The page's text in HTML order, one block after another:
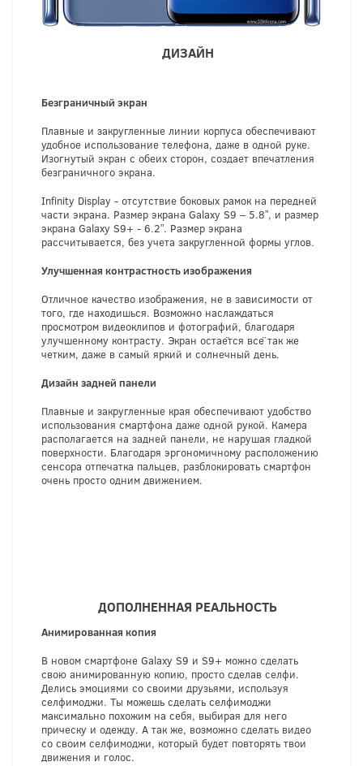
ДИЗАЙН
Безграничный экран
Плавные и закругленные линии корпуса обеспечивают
удобное использование телефона, даже в одной руке.
Изогнутый экран с обеих сторон, создает впечатления
безграничного экрана.
Infinity Display - отсутствие боковых рамок на передней
части экрана. Размер экрана Galaxy S9 – 5.8”, и размер
экрана Galaxy S9+ - 6.2”. Размер экрана
рассчитывается, без учета закругленной формы углов.
Улучшенная контрастность изображения
Отличное качество изображения, не в зависимости от
того, где находишься. Возможно наслаждаться
просмотром видеоклипов и фотографий, благодаря
улучшенному контрасту. Экран остаётся всё так же
четким, даже в самый яркий и солнечный день.
Дизайн задней панели
Плавные и закругленные края обеспечивают удобство
использования смартфона даже одной рукой. Камера
располагается на задней панели, не нарушая гладкой
поверхности. Благодаря эргономичному расположению
сенсора отпечатка пальцев, разблокировать смартфон
очень просто одним движением.
ДОПОЛНЕННАЯ РЕАЛЬНОСТЬ
Анимированная копия
В новом смартфоне Galaxy S9 и S9+ можно сделать
свою анимированную копию, просто сделав селфи.
Делись эмоциями со своими друзьями, используя
селфимоджи. Ты можешь сделать селфимоджи
максимально похожим на себя, выбирая для него
прическу и одежду. А так же, возможно сделать видео
со своим селфимоджи, который будет повторять твои
движения и голос.